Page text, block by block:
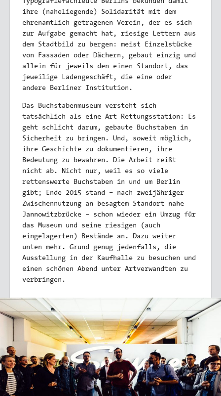
ihre (naheliegende) Solidarität mit dem
ehrenamtlich getragenen Verein, der es sich
zur Aufgabe gemacht hat, riesige Lettern aus
dem Stadtbild zu bergen: meist Einzelstücke
von Fassaden oder Dächern, gebaut einzig und
allein für jeweils den einen Standort, das
jeweilige Ladengeschäft, die eine oder
andere Berliner Institution.
Das Buchstabenmuseum versteht sich
tatsächlich als eine Art Rettungsstation: Es
geht schlicht darum, gebaute Buchstaben in
Sicherheit zu bringen. Und, soweit möglich,
ihre Geschichte zu dokumentieren, ihre
Bedeutung zu bewahren. Die Arbeit reißt
nicht ab. Nicht nur, weil es so viele
rettenswerte Buchstaben in und um Berlin
gibt; Ende 2015 stand – nach zweijähriger
Zwischennutzung an besagtem Standort nahe
Jannowitzbrücke – schon wieder ein Umzug für
das Museum und seine riesigen (auch
eingelagerten) Bestände an. Dazu weiter
unten mehr. Grund genug jedenfalls, die
Ausstellung in der Kaufhalle zu besuchen und
einen schönen Abend unter Artverwandten zu
verbringen.